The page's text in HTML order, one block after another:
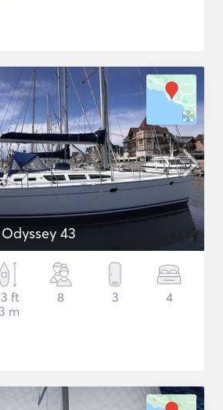
43
ft
m
8 3 4